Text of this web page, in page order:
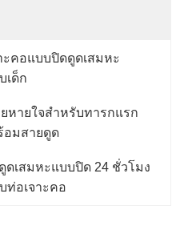
ะคอแบบปิดดูดเสมหะ
เด็ก
หายใจสำหรับทารกแรก
อมสายดูด
ดเสมหะแบบปิด 24 ชั่วโมง
ท่อเจาะคอ